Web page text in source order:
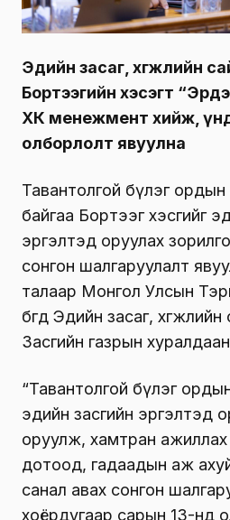
Эдийн засаг, хөгжлийн
Бортээгийн хэсэгт
ХК менежмент хийж,
олборлолт явуулна
Тавантолгой бүлэг ордын
байгаа Бортээг хэсгийг
эргэлтэд оруулах
сонгон шалгаруулалт
талаар Монгол Улсын
бөгөөд Эдийн засаг,
Засгийн газрын
“Тавантолгой бүлэг
эдийн засгийн эргэлтэд
оруулж, хамтран
дотоод, гадаадын аж
санал авах сонгон
хоёрдугаар сарын 13-нд